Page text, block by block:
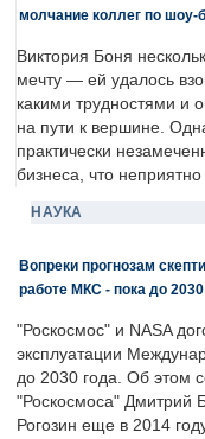
молчание коллег по шоу-
Виктория Боня
мечту — ей удалось
какими трудностями и
на пути к вершине.
практически
бизнеса, что неприятно
НАУКА
Вопреки прогнозам
работе МКС - пока до 2030
"Роскосмос" и NASA
эксплуатации
до 2030 года. Об этом
"Роскосмоса" Дмитрий
Рогозин еще в 2014